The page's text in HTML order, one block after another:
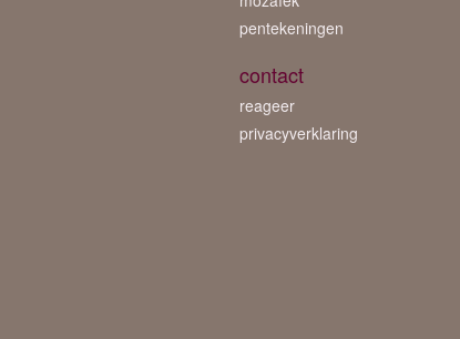
pentekeningen
contact
reageer
privacyverklaring